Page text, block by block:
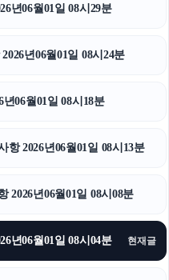
년06월01일 08시29분
년06월01일 08시24분
06월01일 08시18분
2026년06월01일 08시13분
2026년06월01일 08시08분
년06월01일 08시04분 현재글